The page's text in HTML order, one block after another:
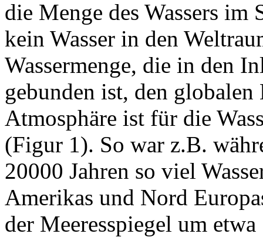
die Menge des Wassers im
kein Wasser in den
Wassermenge, die in den
gebunden ist, den
Atmosphäre ist für die
(Figur 1). So war z.B.
20000 Jahren so viel
Amerikas und Nord
der Meeresspiegel um